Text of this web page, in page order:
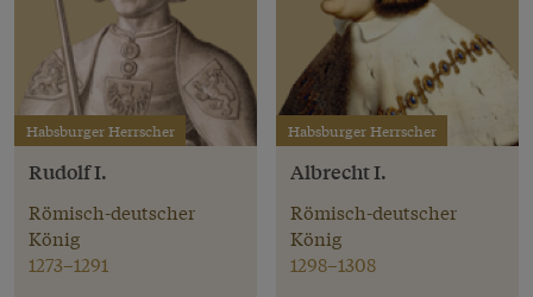
Habsburger Herrscher
Rudolf I.
Römisch-deutscher
König
1273–1291
Habsburger Herrscher
Albrecht I.
Römisch-deutscher
König
1298–1308